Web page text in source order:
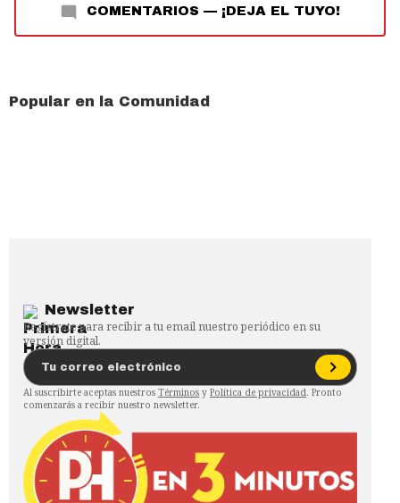
COMENTARIOS — ¡DEJA EL TUYO!
Popular en la Comunidad
Newsletter
Regístrate para recibir a tu email nuestro periódico en su
versión digital.
Al suscribirte aceptas nuestros Términos y Política de privacidad. Pronto
comenzarás a recibir nuestro newsletter.